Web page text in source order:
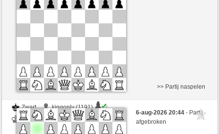
Zwart
kingonly (1191)
Wit
JeLopes (1346)
>> Partij naspelen
6-aug-2026 20:44- Partij
afgebroken